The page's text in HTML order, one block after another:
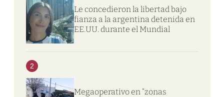
Le concedieron la libertad bajo
fianza a la argentina detenida en
EE.UU. durante el Mundial
2
Megaoperativo en “zonas